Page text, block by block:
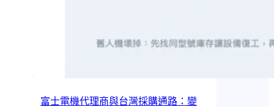
富士電機代理商與台灣採購通路：變